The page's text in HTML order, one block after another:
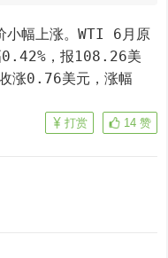
小幅上涨。WTI 6月原
0.42%，报108.26美
涨0.76美元，涨幅
14 赞
打赏